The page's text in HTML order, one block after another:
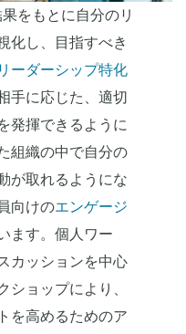
をもとに自分のリ
化し、目指すべき
リーダーシップ特化
手に応じた、適切
発揮できるように
組織の中で自分の
が取れるようにな
向けのエンゲージ
ます。個人ワー
カッションを中心
ショップにより、
を高めるためのア